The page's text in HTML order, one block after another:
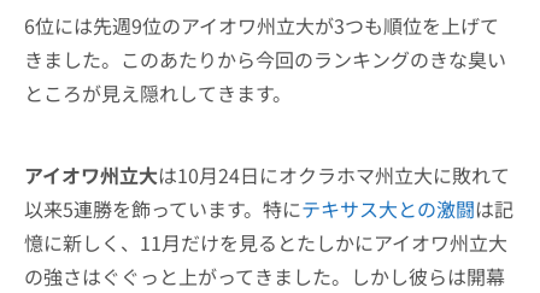
6位には先週9位のアイオワ州立大が3つも順位を上げて
きました。このあたりから今回のランキングのきな臭い
ところが見え隠れしてきます。
アイオワ州立大は10月24日にオクラホマ州立大に敗れて
以来5連勝を飾っています。特にテキサス大との激闘は記
憶に新しく、11月だけを見るとたしかにアイオワ州立大
の強さはぐぐっと上がってきました。しかし彼らは開幕